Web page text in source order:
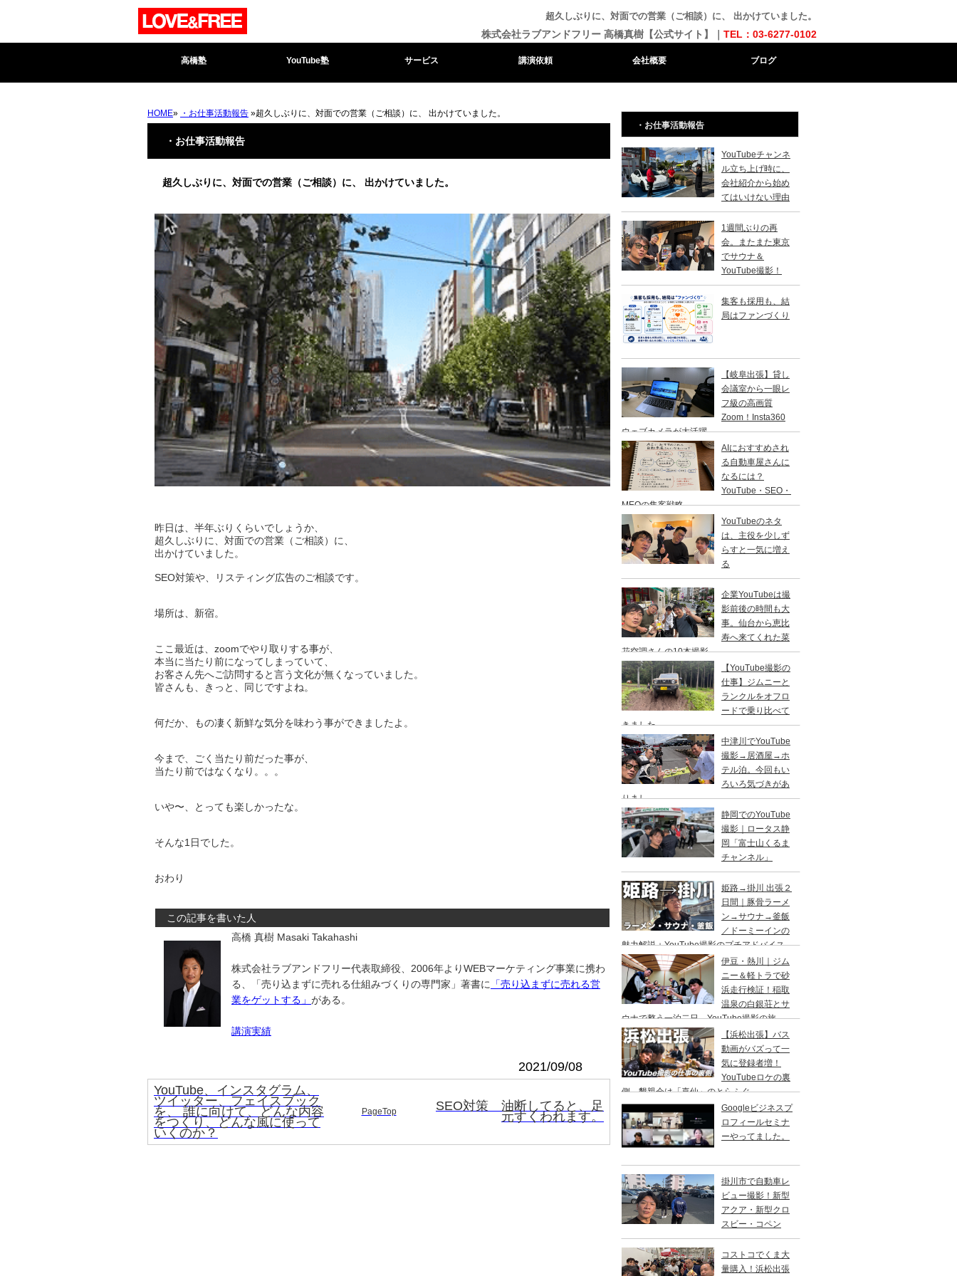
超久しぶりに、対面での営業（ご相談）に、 出かけていました。
株式会社ラブアンドフリー 高橋真樹【公式サイト】｜ TEL：03-6277-0102
高橋塾 YouTube塾 サービス 講演依頼 会社概要 ブログ
HOME» ・お仕事活動報告 »超久しぶりに、対面での営業（ご相談）に、 出かけていました。
・お仕事活動報告
超久しぶりに、対面での営業（ご相談）に、 出かけていました。
昨日は、半年ぶりくらいでしょうか、
超久しぶりに、対面での営業（ご相談）に、
出かけていました。
SEO対策や、リスティング広告のご相談です。
場所は、新宿。
ここ最近は、zoomでやり取りする事が、
本当に当たり前になってしまっていて、
お客さん先へご訪問すると言う文化が無くなっていました。
皆さんも、きっと、同じですよね。
何だか、もの凄く新鮮な気分を味わう事ができましたよ。
今まで、ごく当たり前だった事が、
当たり前ではなくなり。。。
いや〜、とっても楽しかったな。
そんな1日でした。
おわり
この記事を書いた人
高橋 真樹 Masaki Takahashi
株式会社ラブアンドフリー代表取締役、2006年よりWEBマーケティング事業に携わ
る、「売り込まずに売れる仕組みづくりの専門家」著書に
「売り込まずに売れる営
業をゲットする」 がある。
講演実績
2021/09/08
YouTube、インスタグラム、
ツイッター、フェイスブック
を、 誰に向けて、どんな内容
をつくり、どんな風に使って
いくのか？
PageTop SEO対策 油断してると、足
元すくわれます。
・お仕事活動報告
YouTubeチャンネ
ル立ち上げ時に、
会社紹介から始め
てはいけない理由
1週間ぶりの再
会。またまた東京
でサウナ＆
YouTube撮影！
集客も採用も、結
局はファンづくり
【岐阜出張】貸し
会議室から一眼レ
フ級の高画質
Zoom！Insta360
ウェブカメラが大活躍
AIにおすすめされ
る自動車屋さんに
なるには？
YouTube・SEO・
MEOの集客戦略
YouTubeのネタ
は、主役を少しず
らすと一気に増え
る
企業YouTubeは撮
影前後の時間も大
事。仙台から恵比
寿へ来てくれた菜
花空調さんの10本撮影
【YouTube撮影の
仕事】ジムニーと
ランクルをオフロ
ードで乗り比べて
きました
中津川でYouTube
撮影→居酒屋→ホ
テル泊。今回もい
ろいろ気づきがあ
りまし
静岡でのYouTube
撮影｜ロータス静
岡「富士山くるま
チャンネル」
姫路→掛川 出張２
日間｜豚骨ラーメ
ン→サウナ→釜飯
／ドーミーインの
魅力解説＋YouTube撮影のプチアドバイス
あり
伊豆・熱川｜ジム
ニー＆軽トラで砂
浜走行検証！稲取
温泉の白銀荘とサ
ウナで整う一泊二日、YouTube撮影の旅
【浜松出張】バス
動画がバズって一
気に登録者増！
YouTubeロケの裏
側、懇親会は「喜仙」のとらふぐ
Googleビジネスプ
ロフィールセミナ
ーやってました。
掛川市で自動車レ
ビュー撮影！新型
アクア・新型クロ
スビー・コペン
コストコでくま大
量購入！浜松出張